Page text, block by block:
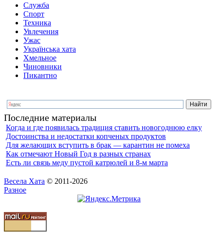
Служба
Спорт
Техника
Увлечения
Ужас
Українська хата
Хмельное
Чиновники
Пикантно
Последние материалы
Когда и где появилась традиция ставить новогоднюю елку
Достоинства и недостатки копченых продуктов
Для желающих вступить в брак — карантин не помеха
Как отмечают Новый Год в разных странах
Есть ли связь меду пустой катрюлей и 8-м марта
Весела Хата © 2011-2026
Разное